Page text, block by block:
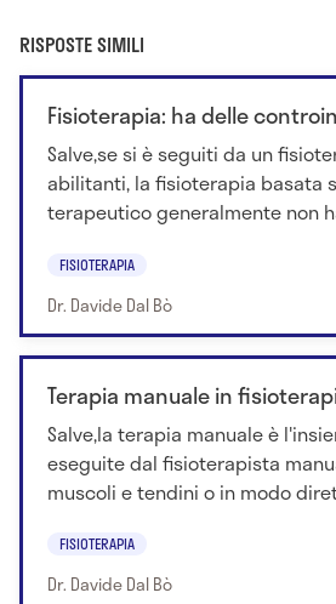
RISPOSTE SIMILI
Fisioterapia: ha delle
Salve,se si è seguiti da un
abilitanti, la fisioterapia basata
terapeutico generalmente non
FISIOTERAPIA
Dr. Davide Dal Bò
Terapia manuale in
Salve,la terapia manuale è
eseguite dal fisioterapista
muscoli e tendini o in modo
FISIOTERAPIA
Dr. Davide Dal Bò